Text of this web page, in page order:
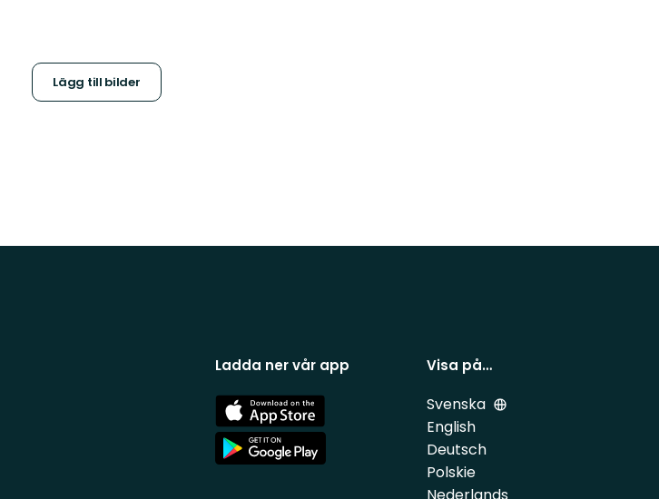
Lägg till bilder
Ladda ner vår app
App
Store
App
Store
Visa på…
Svenska
English
Deutsch
Polskie
Nederlands